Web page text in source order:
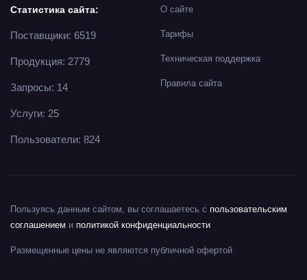
О сайте
Тарифы
Техническая поддержка
Правила сайта
Статистика сайта:
Поставщики: 6519
Продукция: 2779
Запросы: 14
Услуги: 25
Пользователи: 824
Пользуясь данным сайтом, вы соглашаетесь с пользовательским
соглашением и политикой конфиденциальности
Размещенные цены не являются публичной офертой